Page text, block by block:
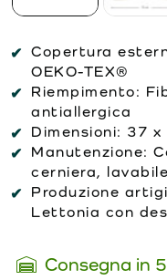
Copertura
OEKO-TEX®
Riempimento:
antiallergica
Dimensioni: 37 x
Manutenzione:
cerniera,
Produzione
Lettonia con
Consegna in